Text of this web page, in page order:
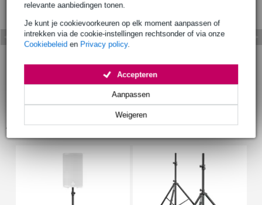
relevante aanbiedingen tonen.
Je kunt je cookievoorkeuren op elk moment aanpassen of
intrekken via de cookie-instellingen rechtsonder of via onze
Cookiebeleid en Privacy policy.
Weigeren
Aanpassen
Accepteren
Accessoires (16)